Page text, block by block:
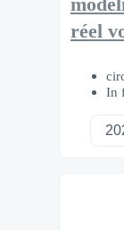
réel
In